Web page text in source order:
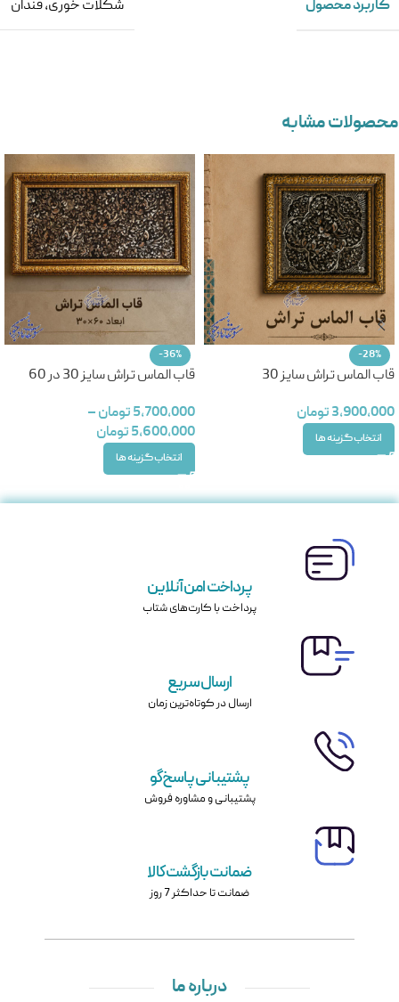
کاربرد محصول شکلات خوری,قندان
محصولات مشابه
-28%
قاب الماس تراش سایز 30
3,900,000تومان
انتخاب گزینه ها
-36%
قاب الماس تراش سایز 30 در 60
5,700,000تومان–
5,600,000تومان
انتخاب گزینه ها
پرداخت امن آنلاین
پرداخت با کارت‌های شتاب
ارسال سریع
ارسال در کوتاه‌ترین زمان
پشتیبانی پاسخ‌گو
پشتیبانی و مشاوره فروش
ضمانت بازگشت کالا
ضمانت تا حداکثر 7 روز
درباره ما